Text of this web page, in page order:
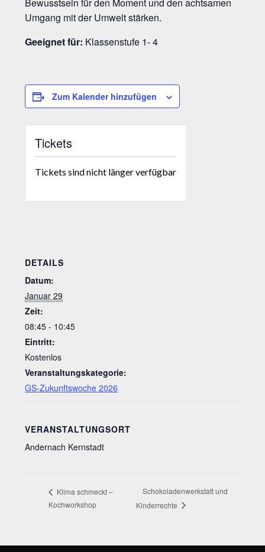
Bewusstsein für den Moment und den achtsamen
Umgang mit der Umwelt stärken.
Geeignet für: Klassenstufe 1- 4
Zum Kalender hinzufügen
DETAILS
Datum:
Januar 29
Zeit:
08:45 - 10:45
Eintritt:
Kostenlos
Veranstaltungskategorie:
GS-Zukunftswoche 2026
VERANSTALTUNGSORT
Andernach Kernstadt
Tickets
Tickets sind nicht länger verfügbar
Klima schmeckt –
Kochworkshop
Schokoladenwerkstatt und
Kinderrechte